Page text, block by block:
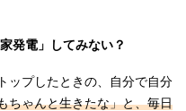
発電」してみない？
ップしたときの、自分で自分
ちゃんと生きたな」と、毎日